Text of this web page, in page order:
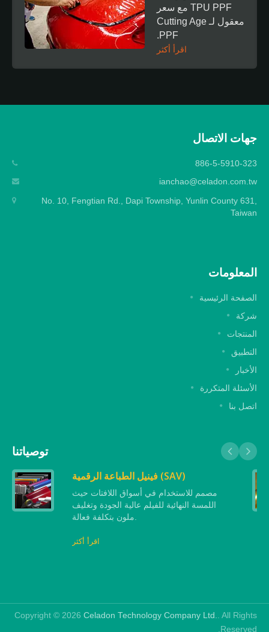
TPU PPF مع سعر
معقول لـ Cutting Age
PPF.
اقرأ أكثر
جهات الاتصال
886-5-5910-323
ianchao@celadon.com.tw
No. 10, Fengtian Rd., Dapi Township, Yunlin County 631,
Taiwan
المعلومات
الصفحة الرئيسية
شركة
المنتجات
التطبيق
الأخبار
الأسئلة المتكررة
اتصل بنا
توصياتنا
فينيل الطباعة الرقمية (SAV)
مصمم للاستخدام في أسواق اللافتات حيث
اللمسة النهائية للفيلم عالية الجودة وتغليف
ملون بتكلفة فعالة.
اقرأ أكثر
Copyright © 2026 Celadon Technology Company Ltd.. All Rights
Reserved.